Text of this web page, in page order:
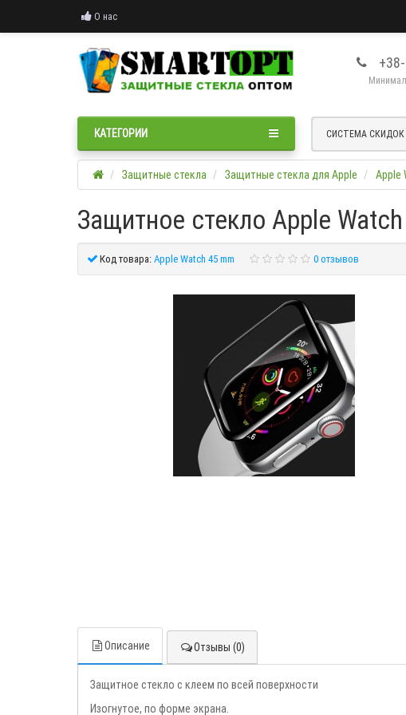
О нас
СИСТЕМА СКИДОК
КАТЕГОРИИ
Защитные стекла Защитные стекла для Apple Apple
Защитное стекло Apple
Код товара:Apple Watch 45 mm 0 отзывов
Описание Отзывы (0)
Защитное стекло с клеем по всей поверхности
Изогнутое, по форме экрана.